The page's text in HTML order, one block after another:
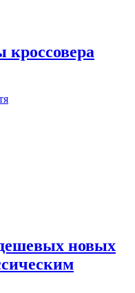
новых